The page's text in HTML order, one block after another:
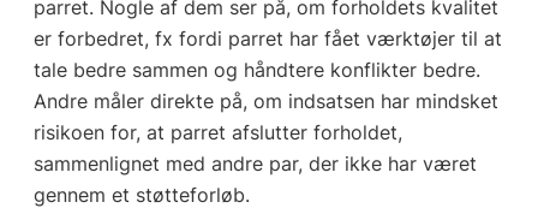
parret. Nogle af dem ser på, om forholdets kvalitet
er forbedret, fx fordi parret har fået værktøjer til at
tale bedre sammen og håndtere konflikter bedre.
Andre måler direkte på, om indsatsen har mindsket
risikoen for, at parret afslutter forholdet,
sammenlignet med andre par, der ikke har været
gennem et støtteforløb.